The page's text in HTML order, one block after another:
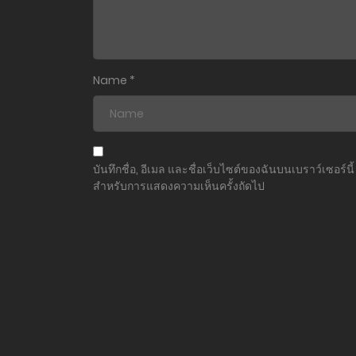
ตอนที่ 13
ตอนที่ 12
ตอนที่ 11
Name *
บันทึกชื่อ, อีเมล และชื่อเว็บไซต์ของฉันบนเบราว์เซอร์นี้
สำหรับการแสดงความเห็นครั้งถัดไป